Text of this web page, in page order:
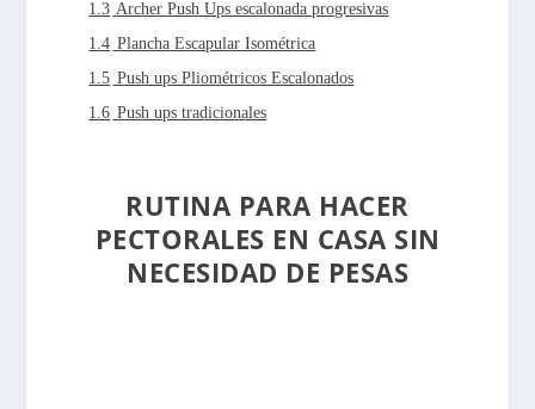
1.3 Archer Push Ups escalonada progresivas
1.4 Plancha Escapular Isométrica
1.5 Push ups Pliométricos Escalonados
1.6 Push ups tradicionales
RUTINA PARA HACER
PECTORALES EN CASA SIN
NECESIDAD DE PESAS